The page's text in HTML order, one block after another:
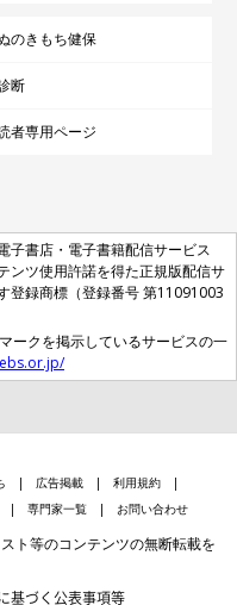
のきもち健保
断
者専用ページ
子書店・電子書籍配信サービス
ンツ使用許諾を得た正規版配信サ
登録商標（登録番号 第11091003
ークを掲示しているサービスの一
広告掲載
利用規約
専門家一覧 お問い合わせ
ト等のコンテンツの無断転載を
基づく公表事項等